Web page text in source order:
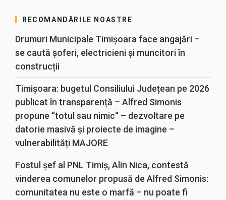
RECOMANDĂRILE NOASTRE
Drumuri Municipale Timișoara face angajări –
se caută șoferi, electricieni și muncitori în
construcții
Timișoara: bugetul Consiliului Județean pe 2026
publicat în transparență – Alfred Simonis
propune “totul sau nimic“ – dezvoltare pe
datorie masivă și proiecte de imagine –
vulnerabilități MAJORE
Fostul șef al PNL Timiș, Alin Nica, contestă
vinderea comunelor propusă de Alfred Simonis:
comunitatea nu este o marfă – nu poate fi